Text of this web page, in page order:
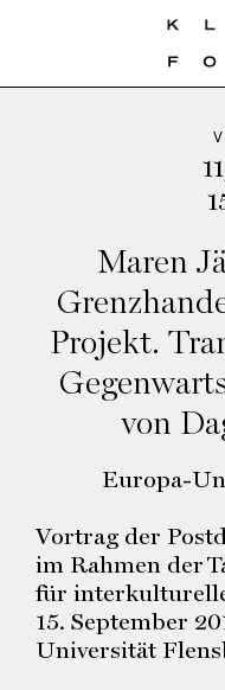
Maren
Projekt.
von
Europa-
Vortrag der
im Rahmen der
für
15. September
Universität